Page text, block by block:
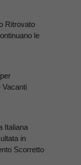
Ritrovato
le
Vacanti
Italiana
in
Scorretto